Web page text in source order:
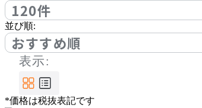
Another Garden
アナザーガーデン
ARIAKE
120件
並び順:
おすすめ順
表示:
*価格は税抜表記です